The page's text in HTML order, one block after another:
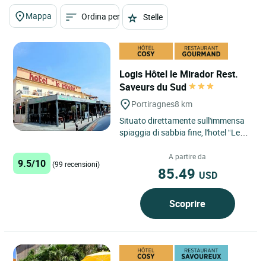
Mappa Ordina per Stelle
Logis Hôtel le Mirador Rest.
Saveurs du Sud
Portiragnes8 km
Situato direttamente sull'immensa
spiaggia di sabbia fine, l'hotel “Le
sul Mediterraneo....
9.5/10 (99 recensioni)
A partire da
85.49 USD
Scoprire